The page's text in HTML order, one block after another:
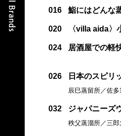
016 鮨にはどんな
020 〈villa aida〉
024 居酒屋での軽
026 日本のスピリ
辰巳蒸留所／佐
032 ジャパニーズ
秩父蒸溜所／三